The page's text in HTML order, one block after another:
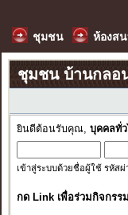
ชุมชน ห้องส
ชุมชน บ้านกลอ
ยินดีต้อนรับคุณ, บุคคลทั่ว
เข้าสู่ระบบด้วยชื่อผู้ใช้ รหัส
กด Link เพื่อร่วมกิจกร